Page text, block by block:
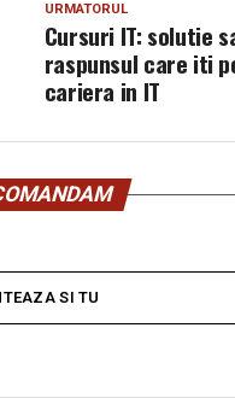
URMATORUL
Cursuri IT: solutie
raspunsul care iti
cariera in IT
SI TU